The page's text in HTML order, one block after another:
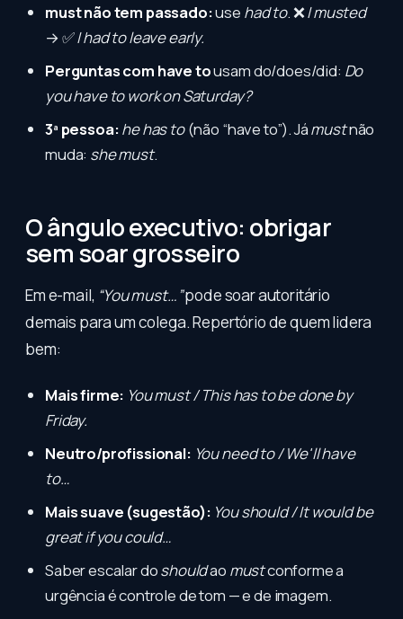
must não tem passado:use had to. ❌I musted
→ ✅I had to leave early.
Perguntas com have tousam do/does/did: Do
you have to work on Saturday?
3ª pessoa:he has to(não “have to”). Jámustnão
muda: she must.
O ângulo executivo: obrigar
sem soar grosseiro
Em e-mail, “You must…”pode soar autoritário
demais para um colega. Repertório de quem lidera
bem:
Mais firme: You must / This has to be done by
Friday.
Neutro/profissional: You need to / We'll have
to…
Mais suave (sugestão): You should / It would be
great if you could…
Saber escalar doshouldao mustconforme a
urgência é controle de tom — e de imagem.